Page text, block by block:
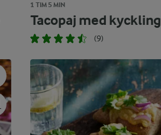
1 TIM 5 MIN
Tacopaj med kyckling
(9)